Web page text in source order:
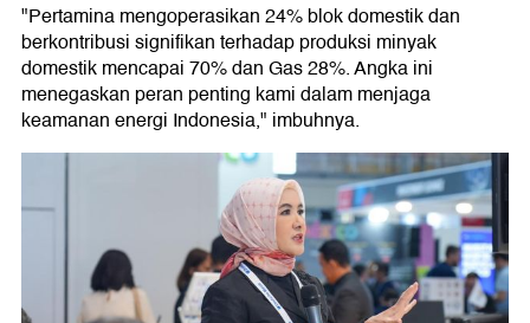
"Pertamina mengoperasikan 24% blok domestik dan
berkontribusi signifikan terhadap produksi minyak
domestik mencapai 70% dan Gas 28%. Angka ini
menegaskan peran penting kami dalam menjaga
keamanan energi Indonesia," imbuhnya.